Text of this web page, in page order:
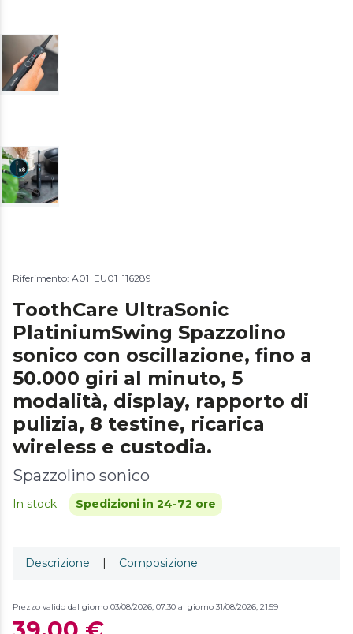
Riferimento: A01_EU01_116289
ToothCare UltraSonic
PlatiniumSwing Spazzolino
sonico con oscillazione, fino a
50.000 giri al minuto, 5
modalità, display, rapporto di
pulizia, 8 testine, ricarica
wireless e custodia.
Spazzolino sonico
In stock Spedizioni in 24-72 ore
Descrizione | Composizione
Prezzo valido dal giorno 03/08/2026, 07:30 al giorno 31/08/2026, 21:59